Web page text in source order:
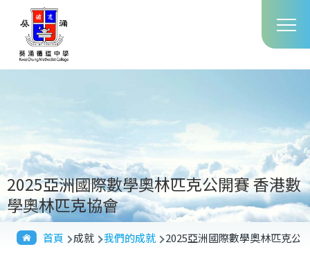
移至主內容
2025亞洲國際數學奧林匹克公開賽 香港數
學奧林匹克協會
導
首頁 成就 我們的成就 2025亞洲國際數學奧林匹克公